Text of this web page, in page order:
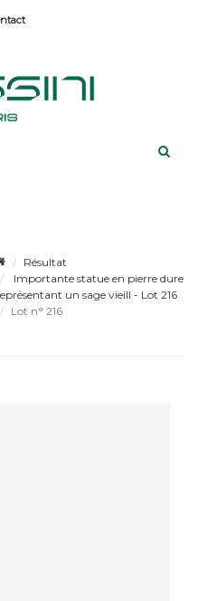
Résultat
Importante statue en pierre dure
un sage vieill - Lot 216
Lot n° 216